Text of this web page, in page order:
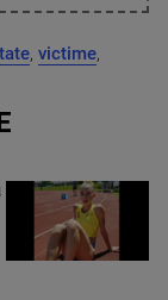
, victime,